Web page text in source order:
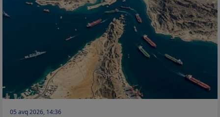
05 avq 2026, 14:36